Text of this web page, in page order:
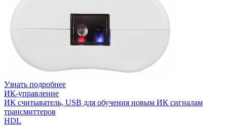
Узнать подробнее
ИК-управление
ИК считыватель, USB для обучения новым ИК сигналам
трансмиттеров
HDL